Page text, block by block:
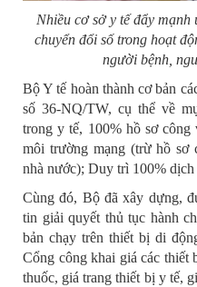
Nhiều cơ sở y tế đẩy mạnh
chuyển đổi số trong hoạt
người bệnh,
Bộ Y tế hoàn thành cơ bản
số 36-NQ/TW, cụ thể về
trong y tế, 100% hồ sơ
môi trường mạng (trừ hồ sơ
nhà nước); Duy trì 100%
Cùng đó, Bộ đã xây dựng,
tin giải quyết thủ tục hành
bản chạy trên thiết bị di
Cổng công khai giá các thiết
thuốc, giá trang thiết bị y tế,